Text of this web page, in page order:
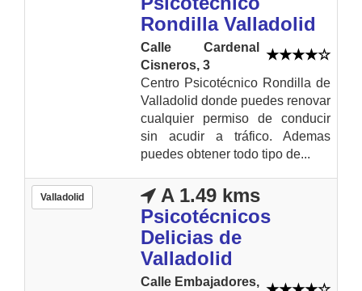
Rondilla Valladolid
Calle Cardenal
Cisneros, 3
Centro Psicotécnico Rondilla de
Valladolid donde puedes renovar
cualquier permiso de conducir
sin acudir a tráfico. Ademas
puedes obtener todo tipo de...
Valladolid
A 1.49 kms
Psicotécnicos
Delicias de
Valladolid
Calle Embajadores,